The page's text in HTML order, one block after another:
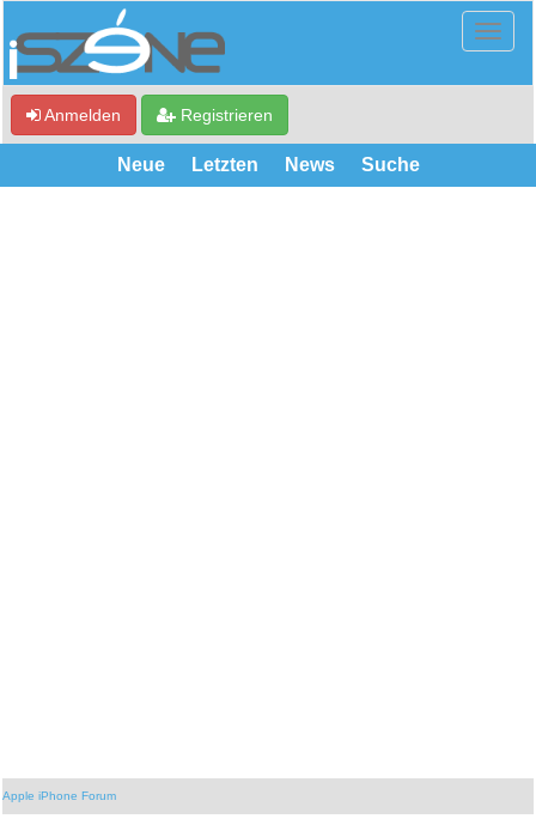
Anmelden Registrieren
Neue Letzten News Suche
Apple iPhone Forum